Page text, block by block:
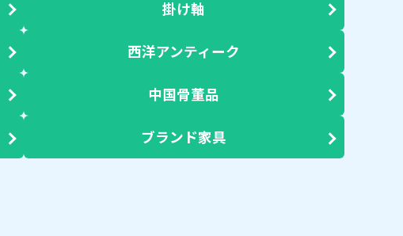
掛け軸
西洋アンティーク
中国骨董品
ブランド家具